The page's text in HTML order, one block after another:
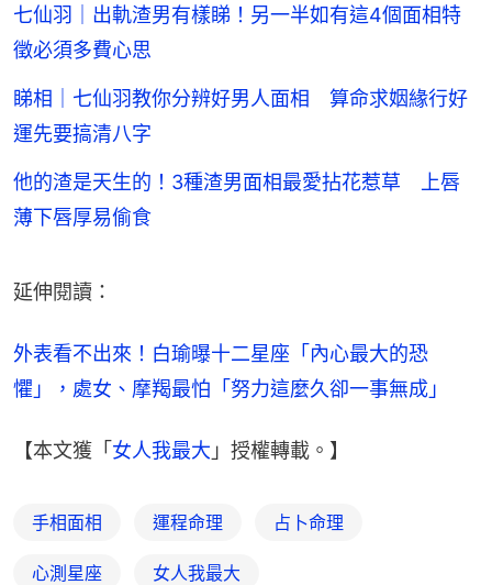
七仙羽｜出軌渣男有樣睇！另一半如有這4個面相特
徵必須多費心思
睇相｜七仙羽教你分辨好男人面相 算命求姻緣行好
運先要搞清八字
他的渣是天生的！3種渣男面相最愛拈花惹草 上唇
薄下唇厚易偷食
延伸閱讀：
外表看不出來！白瑜曝十二星座「內心最大的恐
懼」，處女、摩羯最怕「努力這麼久卻一事無成」
【本文獲「女人我最大 」授權轉載。】
手相面相 運程命理 占卜命理
心測星座 女人我最大